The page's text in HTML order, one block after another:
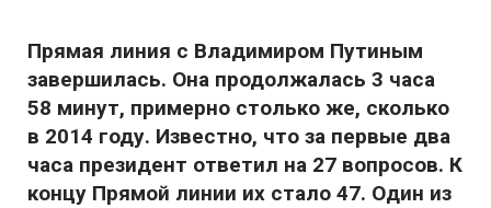
Прямая линия с Владимиром Путиным
завершилась. Она продолжалась 3 часа
58 минут, примерно столько же, сколько
в 2014 году. Известно, что за первые два
часа президент ответил на 27 вопросов. К
концу Прямой линии их стало 47. Один из